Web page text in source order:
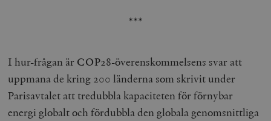
***
I hur-frågan är COP28-överenskommelsens svar att
uppmana de kring 200 länderna som skrivit under
Parisavtalet att tredubbla kapaciteten för förnybar
energi globalt och fördubbla den globala genomsnittliga